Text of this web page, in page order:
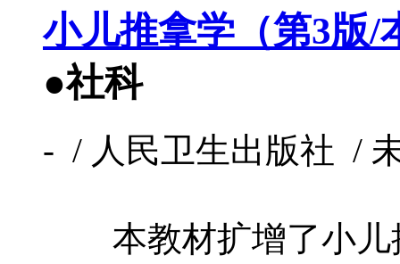
小儿推拿学（第3版/
●社科
- / 人民卫生出版社 /
本教材扩增了小儿